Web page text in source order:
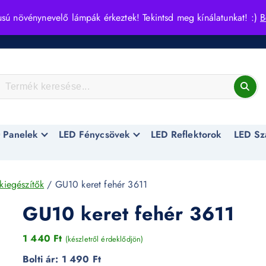
növénynevelő lámpák érkeztek! Tekintsd meg kínálatunkat! :)
Panelek LED Fénycsövek LED Reflektorok LED
/ GU10 keret fehér 3611
GU10 keret fehér 3611
1 440 Ft (készletről érdeklődjön)
Bolti ár: 1 490 Ft